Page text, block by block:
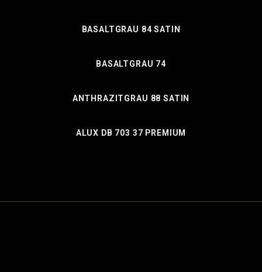
BASALTGRAU 84 SATIN
BASALTGRAU 74
ANTHRAZITGRAU 88 SATIN
ALUX DB 703 37 PREMIUM